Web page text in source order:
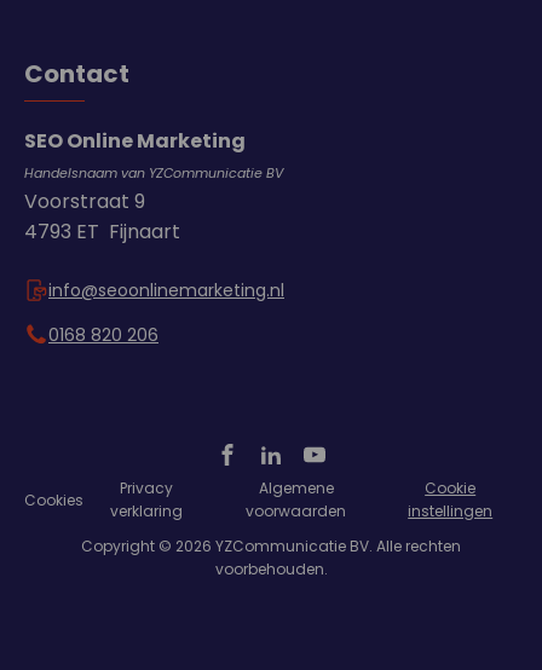
Contact
SEO Online Marketing
Handelsnaam van YZCommunicatie BV
Voorstraat 9
4793 ET Fijnaart
info@seoonlinemarketing.nl
0168 820 206
Cookies
Privacy
verklaring
Algemene
voorwaarden
Cookie
instellingen
Copyright © 2026 YZCommunicatie BV. Alle rechten
voorbehouden.